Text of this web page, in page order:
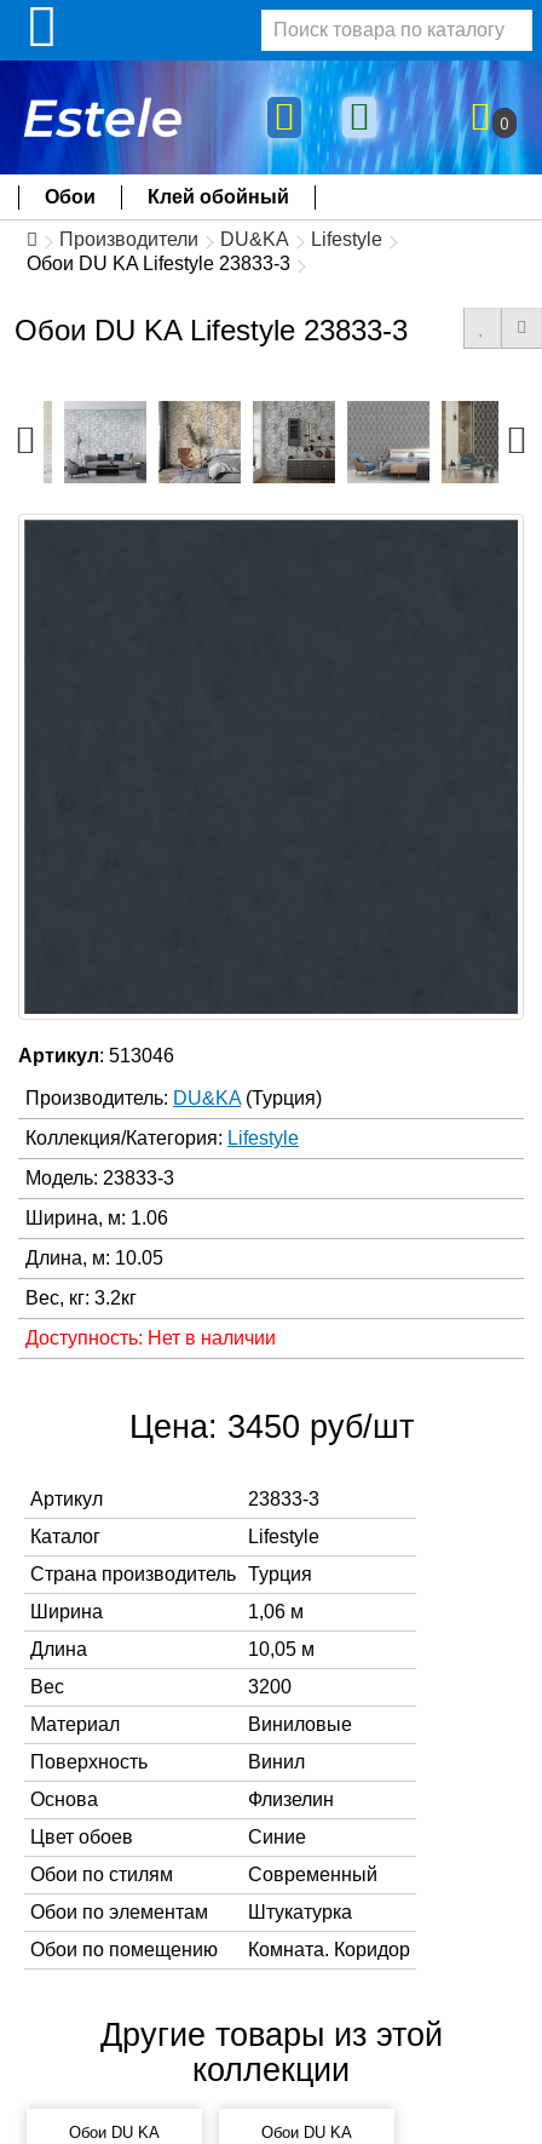
0
Обои Клей обойный
Производители DU&KA
Lifestyle
Обои DU KA Lifestyle 23833-3
Обои DU KA Lifestyle 23833-3
Артикул: 513046
Производитель: DU&KA (Турция)
Коллекция/Категория: Lifestyle
Модель: 23833-3
Ширина, м: 1.06
Длина, м: 10.05
Вес, кг: 3.2кг
Доступность: Нет в наличии
Цена: 3450 руб/шт
Артикул
23833-3
Каталог
Lifestyle
Страна производитель Турция
Ширина
1,06 м
Длина
10,05 м
Вес
3200
Материал
Виниловые
Поверхность
Винил
Основа
Флизелин
Цвет обоев
Синие
Обои по стилям
Современный
Обои по элементам
Штукатурка
Обои по помещению
Комната. Коридор
Другие товары из этой
коллекции
Обои DU KA
Обои DU KA